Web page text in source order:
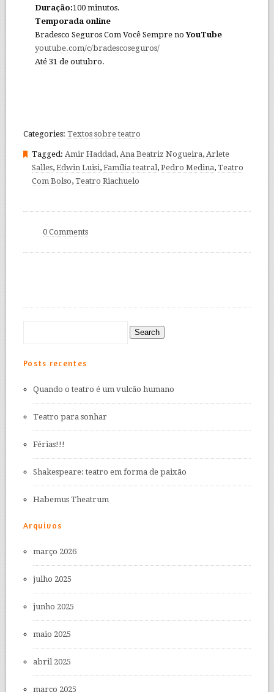
Duração:100 minutos.
Temporada online
Bradesco Seguros Com Você Sempre noYouTube
youtube.com/c/bradescoseguros/
Até 31 de outubro.
Categories: Textos sobre teatro
Tagged: Amir Haddad, Ana Beatriz Nogueira, Arlete
Salles, Edwin Luisi, Família teatral, Pedro Medina, Teatro
Com Bolso, Teatro Riachuelo
0 Comments
Posts recentes
Quando o teatro é um vulcão humano
Teatro para sonhar
Férias!!!
Shakespeare: teatro em forma de paixão
Habemus Theatrum
Arquivos
março 2026
julho 2025
junho 2025
maio 2025
abril 2025
março 2025